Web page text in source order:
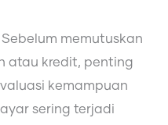
Sebelum memutuskan
atau kredit, penting
kemampuan
sering terjadi